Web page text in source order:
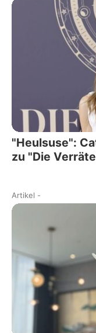
"Heulsuse":
zu "Die
Artikel -